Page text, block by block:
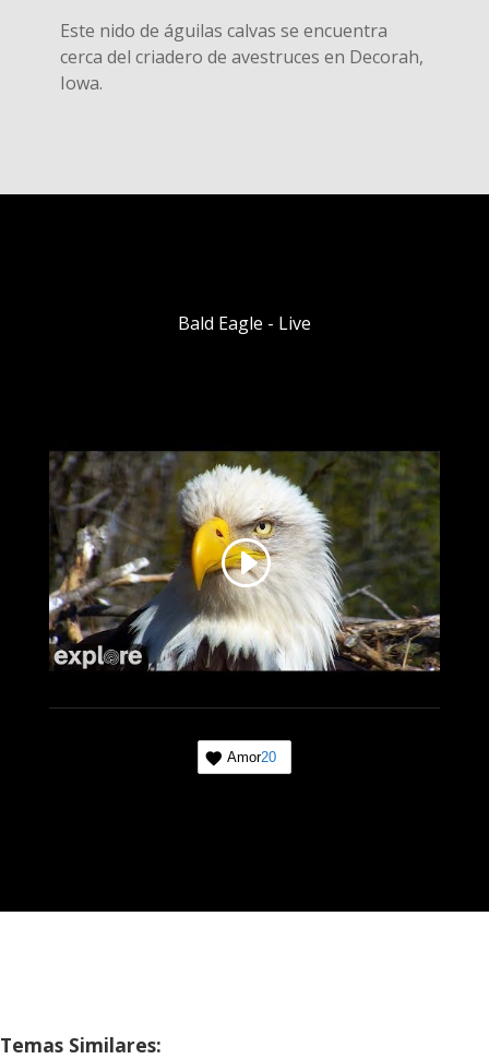
Este nido de águilas calvas se encuentra
cerca del criadero de avestruces en Decorah,
Iowa.
Bald Eagle - Live
Amor20
Temas Similares: